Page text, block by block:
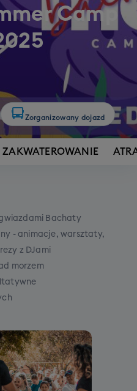
Camp
Zorganizowany dojazd
ZAKWATEROWANIE
Bachaty
- animacje, warsztaty,
z DJami
morzem